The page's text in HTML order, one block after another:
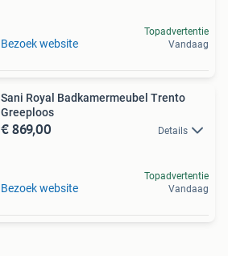
Bezoek website
Topadvertentie
Vandaag
Sani Royal Badkamermeubel Trento
Greeploos
€ 869,00 Details
Bezoek website
Topadvertentie
Vandaag